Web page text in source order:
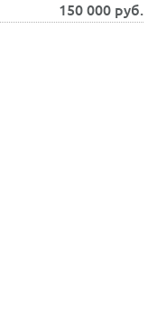
150 000 руб.